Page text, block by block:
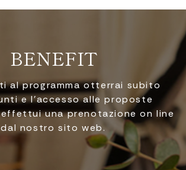
BENEFIT
al programma otterrai subito
e l’accesso alle proposte
una prenotazione on line
dal nostro sito web.